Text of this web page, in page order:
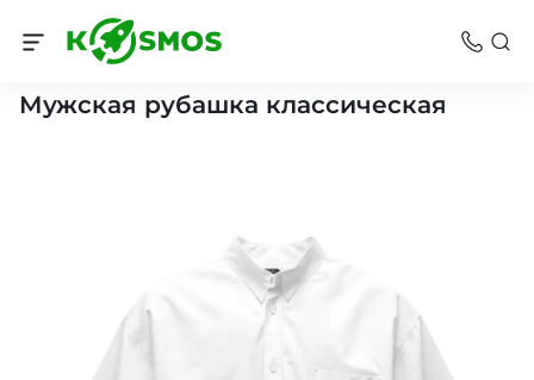
Мужская одежда
Мужская рубашка классическая